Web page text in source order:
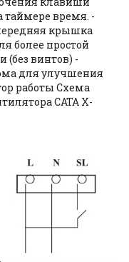
таймере время. -
крышка
более простой
(без винтов) -
для улучшения
работы Схема
CATA X-